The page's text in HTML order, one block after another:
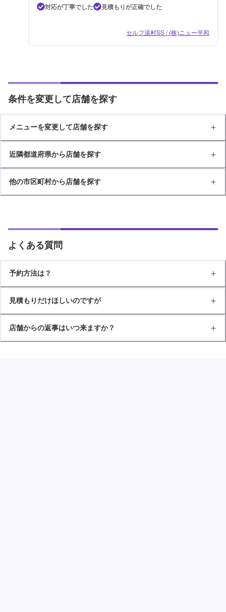
対応が丁寧でした
見積もりが正確でした
セルフ湯村SS / (株)ニュー平和
条件を変更して店舗を探す
メニューを変更して店舗を探す
近隣都道府県から店舗を探す
他の市区町村から店舗を探す
よくある質問
予約方法は？
見積もりだけほしいのですが
店舗からの返事はいつ来ますか？